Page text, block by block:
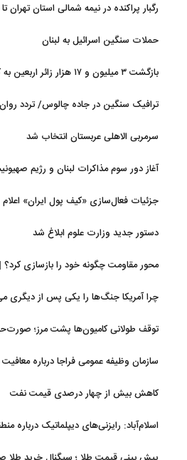
رگبار پراکنده در نیمه شمالی استان تهران
حملات سنگین اسرائیل به لبنان
بازگشت ۳ میلیون و ۱۷ هزار زائر اربعین به کشور
ترافیک سنگین در جاده چالوس/ تردد
سرمربی الاهلی عربستان انتخاب شد
آغاز دور سوم مذاکرات لبنان و رژیم
جزئیات فعال‌سازی «کیف پول ایران»
دستور جدید وزارت علوم ابلاغ شد
محور مقاومت چگونه خود را بازسازی
چرا آمریکا جنگ‌ها را یکی پس از دیگری
توقف طولانی کامیون‌ها پشت مرز؛
سازمان وظیفه عمومی فراجا درباره معافیت
کاهش بیش از چهار درصدی قیمت نفت
اسلام‌آباد: رایزنی‌های دیپلماتیک درباره